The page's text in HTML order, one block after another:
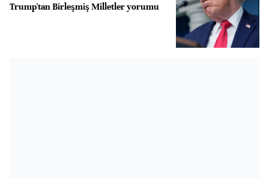
Trump'tan Birleşmiş Milletler yorumu